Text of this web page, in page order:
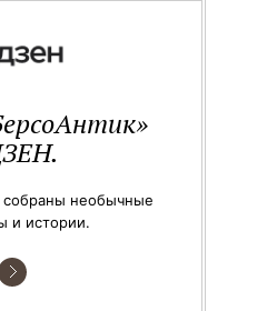
необычные
и истории.